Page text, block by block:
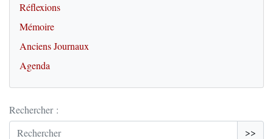
Réflexions
Mémoire
Anciens Journaux
Agenda
Rechercher :
>>